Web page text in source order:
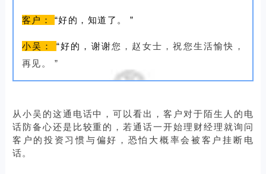
客户： “好的，知道了。 ”
小吴： “好的，谢谢您，赵女士，祝您生活愉快，
再见。
”
从小吴的这通电话中，可以看出，客户对于陌生人的电
话防备心还是比较重的，若通话一开始理财经理就询问
客户的投资习惯与偏好，恐怕大概率会被客户挂断电
话。